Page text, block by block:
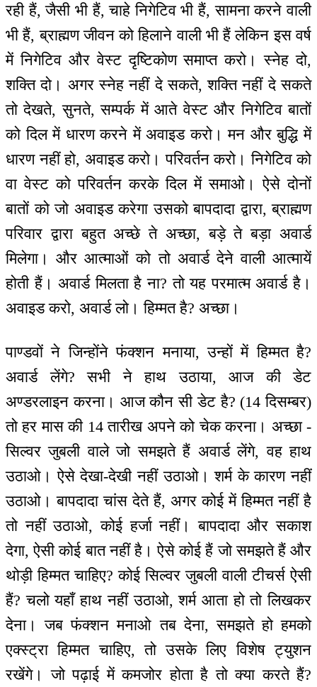
रही हैं, जैसी भी हैं, चाहे निगेटिव भी हैं, सामना करने वाली
भी हैं, ब्राह्मण जीवन को हिलाने वाली भी हैं लेकिन इस वर्ष
में निगेटिव और वेस्ट दृष्टिकोण समाप्त करो। स्नेह दो,
शक्ति दो। अगर स्नेह नहीं दे सकते, शक्ति नहीं दे सकते
तो देखते, सुनते, सम्पर्क में आते वेस्ट और निगेटिव बातों
को दिल में धारण करने में अवाइड करो। मन और बुद्धि में
धारण नहीं हो, अवाइड करो। परिवर्तन करो। निगेटिव को
वा वेस्ट को परिवर्तन करके दिल में समाओ। ऐसे दोनों
बातों को जो अवाइड करेगा उसको बापदादा द्वारा, ब्राह्मण
परिवार द्वारा बहुत अच्छे ते अच्छा, बड़े ते बड़ा अवार्ड
मिलेगा। और आत्माओं को तो अवार्ड देने वाली आत्मायें
होती हैं। अवार्ड मिलता है ना? तो यह परमात्म अवार्ड है।
अवाइड करो, अवार्ड लो। हिम्मत है? अच्छा।
पाण्डवों ने जिन्होंने फंक्शन मनाया, उन्हों में हिम्मत है?
अवार्ड लेंगे? सभी ने हाथ उठाया, आज की डेट
अण्डरलाइन करना। आज कौन सी डेट है? (14 दिसम्बर)
तो हर मास की 14 तारीख अपने को चेक करना। अच्छा -
सिल्वर जुबली वाले जो समझते हैं अवार्ड लेंगे, वह हाथ
उठाओ। ऐसे देखा-देखी नहीं उठाओ। शर्म के कारण नहीं
उठाओ। बापदादा चांस देते हैं, अगर कोई में हिम्मत नहीं है
तो नहीं उठाओ, कोई हर्जा नहीं। बापदादा और सकाश
देगा, ऐसी कोई बात नहीं है। ऐसे कोई हैं जो समझते हैं और
थोड़ी हिम्मत चाहिए? कोई सिल्वर जुबली वाली टीचर्स ऐसी
हैं? चलो यहाँ हाथ नहीं उठाओ, शर्म आता हो तो लिखकर
देना। जब फंक्शन मनाओ तब देना, समझते हो हमको
एक्स्ट्रा हिम्मत चाहिए, तो उसके लिए विशेष ट्युशन
रखेंगे। जो पढ़ाई में कमजोर होता है तो क्या करते हैं?